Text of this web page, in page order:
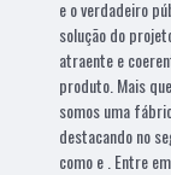
e o verdadeiro
solução do
atraente e
produto. Mais
somos uma
destacando no
como e . Entre